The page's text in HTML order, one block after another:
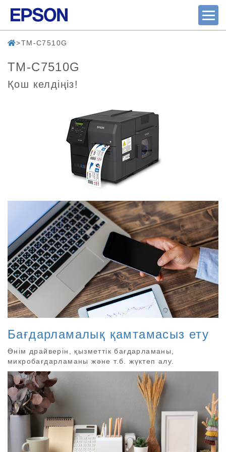
TM-C7510G
TM-C7510G
Қош келдіңіз!
Бағдарламалық қамтамасыз ету
Өнім драйверін, қызметтік бағдарламаны,
микробағдарламаны және т.б. жүктеп алу.